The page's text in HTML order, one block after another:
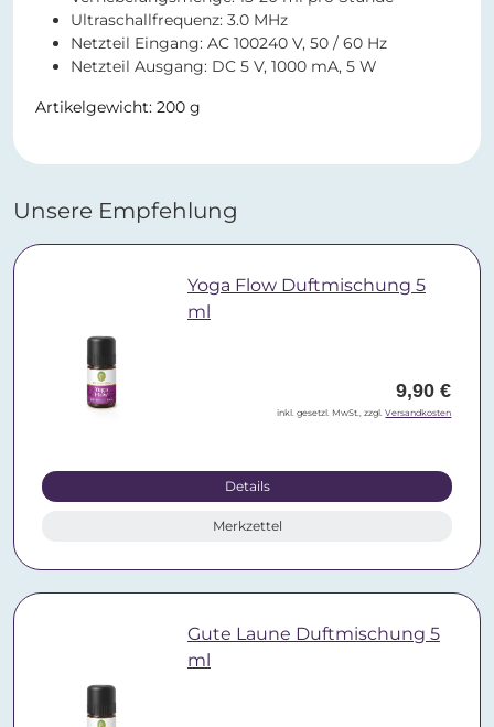
Ultraschallfrequenz: 3.0 MHz
Netzteil Eingang: AC 100240 V, 50 / 60 Hz
Netzteil Ausgang: DC 5 V, 1000 mA, 5 W
Artikelgewicht: 200 g
Unsere Empfehlung
Yoga Flow Duftmischung 5
ml
9,90 €
inkl. gesetzl. MwSt., zzgl.Versandkosten
Details
Merkzettel
Gute Laune Duftmischung 5
ml